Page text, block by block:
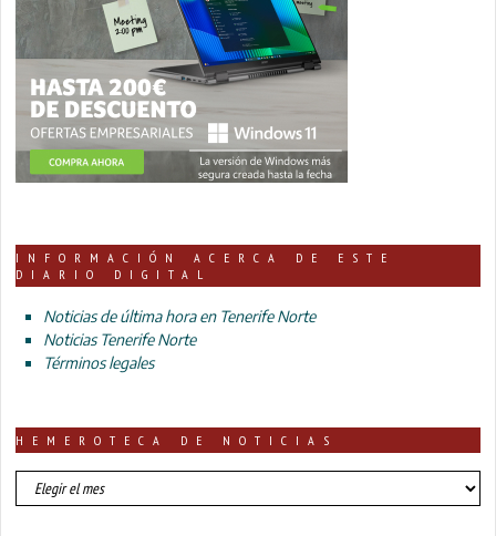
INFORMACIÓN ACERCA DE ESTE
DIARIO DIGITAL
Noticias de última hora en Tenerife Norte
Noticias Tenerife Norte
Términos legales
HEMEROTECA DE NOTICIAS
HEMEROTECA
DE